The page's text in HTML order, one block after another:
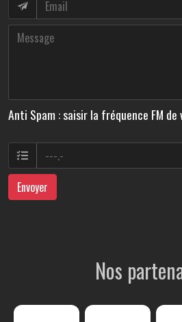
Anti Spam : saisir la fréquence FM
Envoyer
Nos